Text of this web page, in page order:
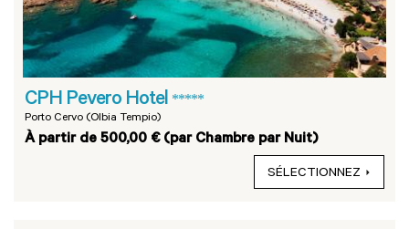
CPH Pevero Hotel *****
Porto Cervo (Olbia Tempio)
À partir de 500,00 € (par Chambre par Nuit)
SÉLECTIONNEZ